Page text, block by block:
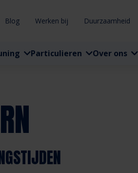
Blog Werken bij Duurzaamheid
Particulieren Over ons